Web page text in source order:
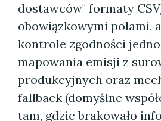
dostawców" formaty
obowiązkowymi polami,
kontrole zgodności
mapowania emisji z
produkcyjnych oraz
fallback (domyślne
tam, gdzie brakowało